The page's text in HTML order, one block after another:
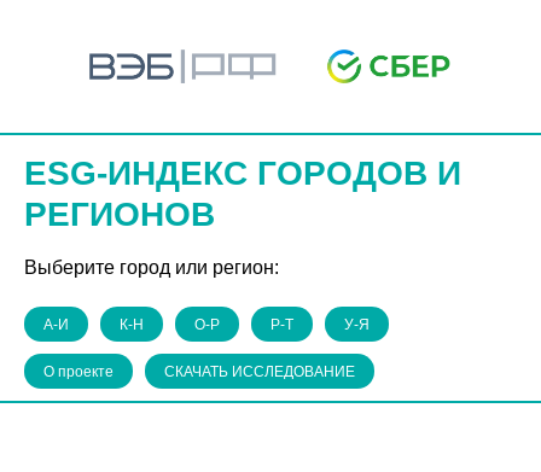
ESG-ИНДЕКС ГОРОДОВ И
РЕГИОНОВ
Выберите город или регион:
А-И К-Н О-Р Р-Т У-Я
О проекте СКАЧАТЬ ИССЛЕДОВАНИЕ